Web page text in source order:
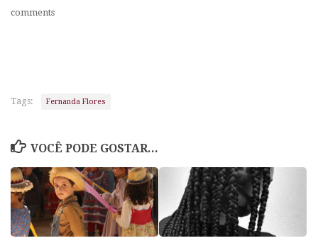
comments
Tags: Fernanda Flores
VOCÊ PODE GOSTAR...